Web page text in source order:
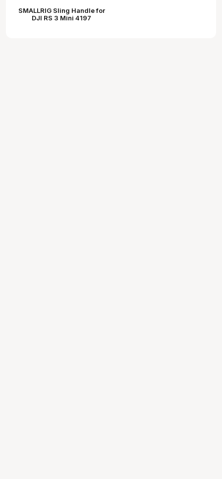
SMALLRIG Sling Handle for
DJI RS 3 Mini 4197